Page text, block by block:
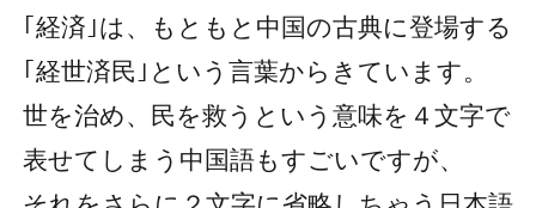
｢経済｣は、もともと中国の古典に登場する
｢経世済民｣という言葉からきています。
世を治め、民を救うという意味を４文字で
表せてしまう中国語もすごいですが、